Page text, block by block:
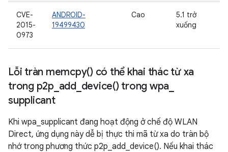
CVE-
2015-
0973
ANDROID-
19499430
Cao
5.1 trở
xuống
Lỗi tràn memcpy() có thể khai thác từ xa
trong p2p_add_device() trong wpa
supplicant
Khi wpa_supplicant đang hoạt động ở chế độ WLAN
Direct, ứng dụng này dễ bị thực thi mã từ xa do tràn bộ
nhớ trong phương thức p2p_add_device(). Nếu khai thác